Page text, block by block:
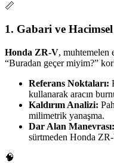
📏
1. Gabari ve Hacimsel
Honda ZR-V, muhtemelen
“Buradan geçer miyim?”
Referans Noktaları:
kullanarak aracın
Kaldırım Analizi:
milimetrik yanaşma.
Dar Alan Manevrası:
sürtmeden Honda
🧠